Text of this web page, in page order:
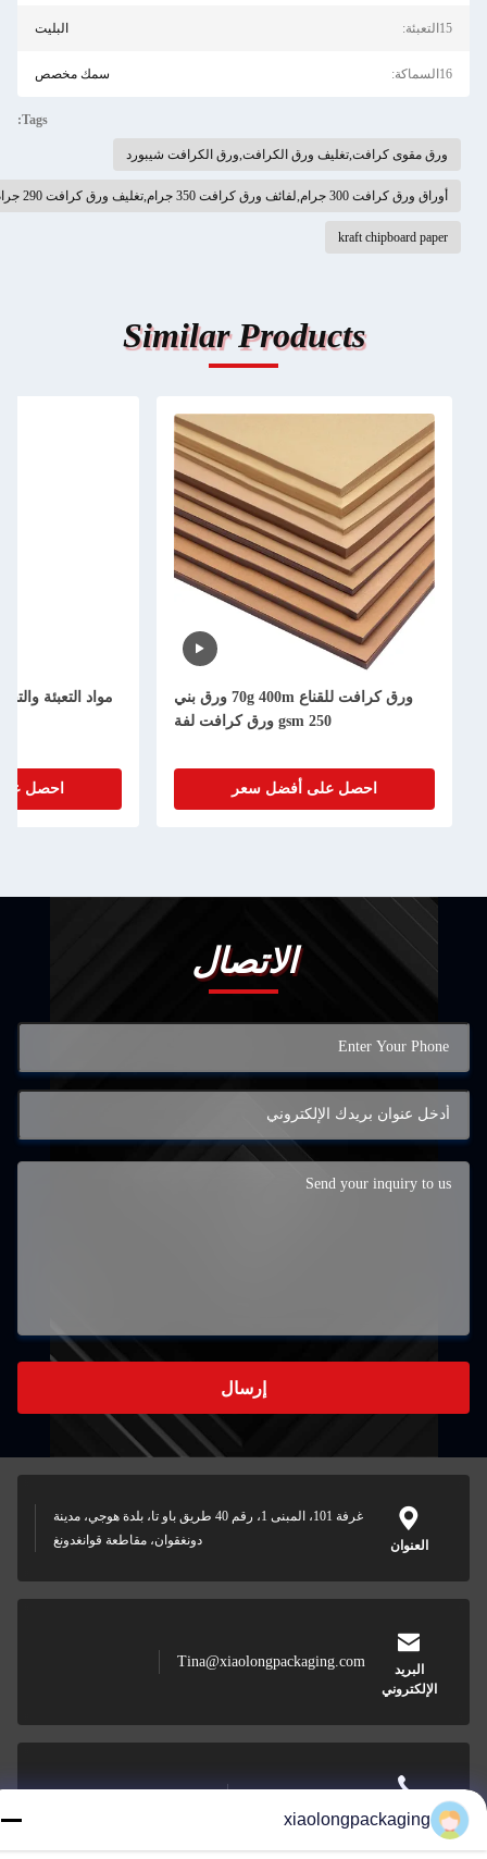
البليت
سمك مخصص
Tags:
ورق مقوى كرافت,تغليف ورق الكرافت,ورق الكرافت شيبورد
أوراق ورق كرافت 300 جرام,لفائف ورق كرافت 350 جرام,تغليف ورق كرافت 290 جرام
kraft chipboard paper
Similar Products
ورق كرافت للقناع 70g 400m ورق بني
250 gsm ورق كرافت لفة
احصل على أفضل سعر
مواد التعبئة
احصل على
الاتصال
إرسال
العنوان
غرفة 101، المبنى 1، رقم 40 طريق باو تا، بلدة هوجي، مدينة
دونغقوان، مقاطعة قوانغدونغ
البريد
الإلكتروني
Tina@xiaolongpackaging.com
الهاتف
xiaolongpackaging